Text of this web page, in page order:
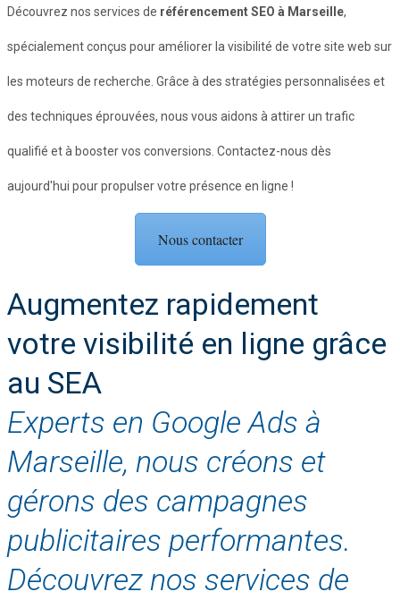
Découvrez nos services de référencement SEO à Marseille,
spécialement conçus pour améliorer la visibilité de votre site web sur
les moteurs de recherche. Grâce à des stratégies personnalisées et
des techniques éprouvées, nous vous aidons à attirer un trafic
qualifié et à booster vos conversions. Contactez-nous dès
aujourd'hui pour propulser votre présence en ligne !
Nous contacter
Augmentez rapidement
votre visibilité en ligne grâce
au SEA
Experts en Google Ads à
Marseille, nous créons et
gérons des campagnes
publicitaires performantes.
Découvrez nos services de